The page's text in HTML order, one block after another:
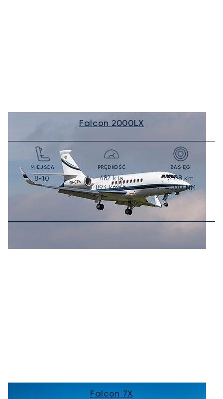
Falcon 2000LX
MIEJSCA
8-10
PRĘDKOŚĆ
482kts
893km/h
ZASIĘG
7408km
4000NM
Falcon 7X